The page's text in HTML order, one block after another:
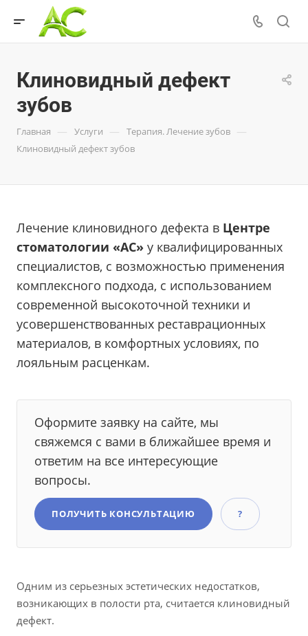
Клиновидный дефект
зубов
Главная — Услуги — Терапия. Лечение зубов —
Клиновидный дефект зубов
Лечение клиновидного дефекта в Центре
стоматологии «АС» у квалифицированных
специалистов, с возможностью применения
комплексного подхода, с использованием
современной высокоточной техники и
усовершенствованных реставрационных
материалов, в комфортных условиях, по
лояльным расценкам.
Оформите заявку на сайте, мы
свяжемся с вами в ближайшее время и
ответим на все интересующие
вопросы.
ПОЛУЧИТЬ КОНСУЛЬТАЦИЮ ?
Одним из серьезных эстетических недостатков,
возникающих в полости рта, считается клиновидный
дефект.